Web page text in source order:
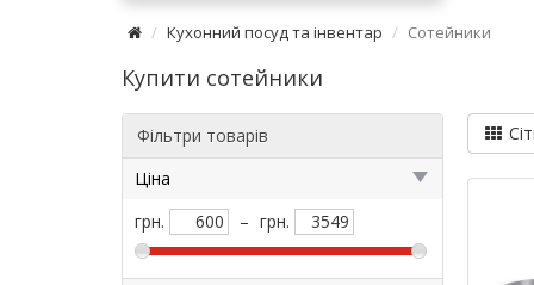
Кухонний посуд та інвентар Сотейники
Купити сотейники
Фільтри товарів
Ціна
грн.
– грн.